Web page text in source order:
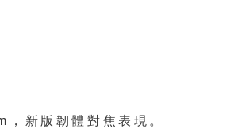
新版韌體對焦表現。